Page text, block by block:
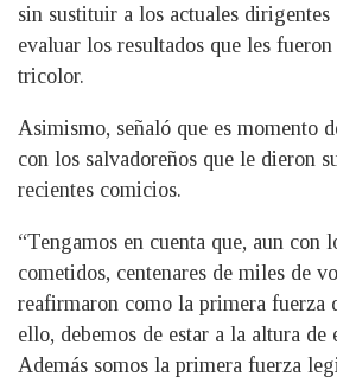
sin sustituir a los actuales
evaluar los resultados que les
tricolor.
Asimismo, señaló que es momento
con los salvadoreños que le dieron
recientes comicios.
“Tengamos en cuenta que, aun con
cometidos, centenares de miles de
reafirmaron como la primera fuerza
ello, debemos de estar a la altura de
Además somos la primera fuerza